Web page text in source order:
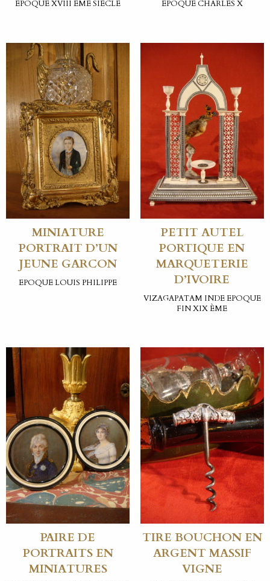
EPOQUE XVIII ÈME SIÈCLE EPOQUE CHARLES X
MINIATURE
PORTRAIT D’UN
JEUNE GARCON
EPOQUE LOUIS PHILIPPE
PETIT AUTEL
PORTIQUE EN
MARQUETERIE
D’IVOIRE
VIZAGAPATAM INDE EPOQUE
FIN XIX ÈME
PAIRE DE
PORTRAITS EN
MINIATURES
TIRE BOUCHON EN
ARGENT MASSIF
VIGNE